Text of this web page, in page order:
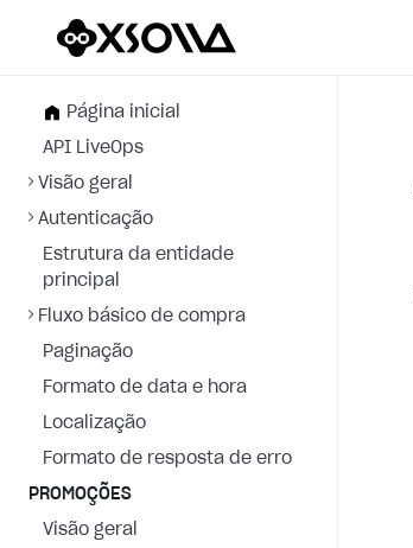
Página inicial
API LiveOps
Visão geral
Autenticação
Estrutura da entidade
principal
Fluxo básico de compra
Paginação
Formato de data e hora
Localização
Formato de resposta de erro
PROMOÇÕES
Visão geral